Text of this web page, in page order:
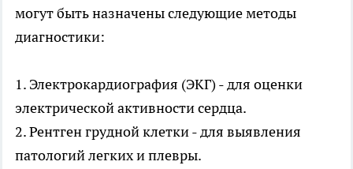
могут быть назначены следующие методы
диагностики:
1. Электрокардиография (ЭКГ) - для оценки
электрической активности сердца.
2. Рентген грудной клетки - для выявления
патологий легких и плевры.